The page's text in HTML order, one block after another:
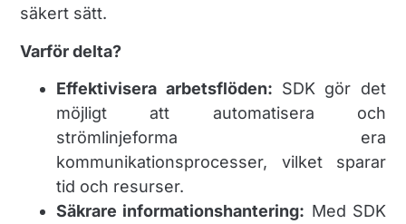
säkert sätt.
Varför delta?
Effektivisera arbetsflöden: SDK gör det
möjligt att automatisera och
strömlinjeforma era
kommunikationsprocesser, vilket sparar
tid och resurser.
Säkrare informationshantering: Med SDK